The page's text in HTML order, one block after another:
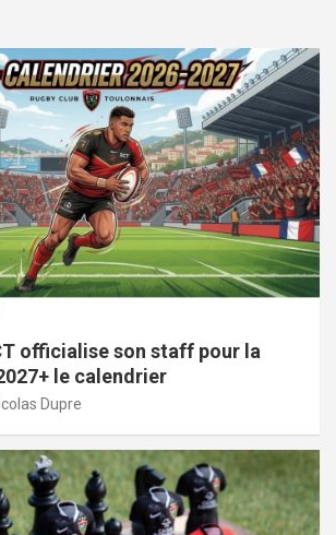
officialise son staff pour la
le calendrier
Dupre